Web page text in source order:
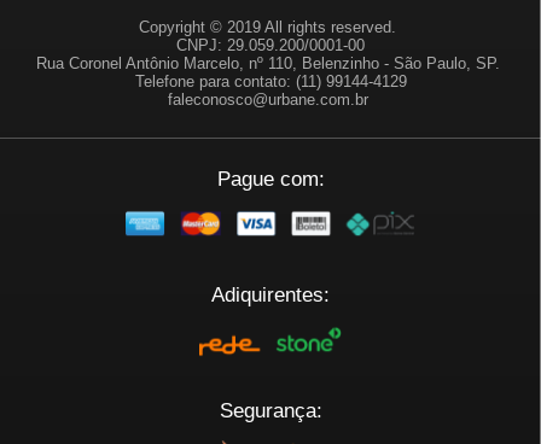
Copyright © 2019 All rights reserved.
CNPJ: 29.059.200/0001-00
Rua Coronel Antônio Marcelo, nº 110, Belenzinho - São Paulo, SP.
Telefone para contato: (11) 99144-4129
faleconosco@urbane.com.br
Pague com:
Adiquirentes:
Segurança: